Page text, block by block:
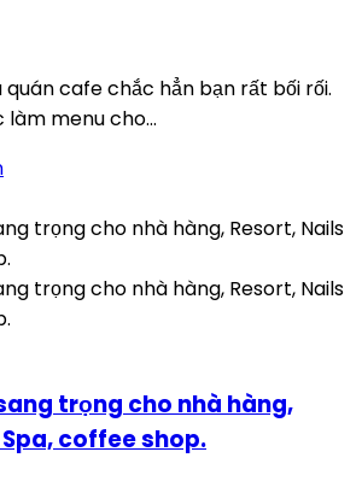
quán cafe chắc hẳn bạn rất bối rối.
menu cho...
trọng cho nhà hàng,
coffee shop.